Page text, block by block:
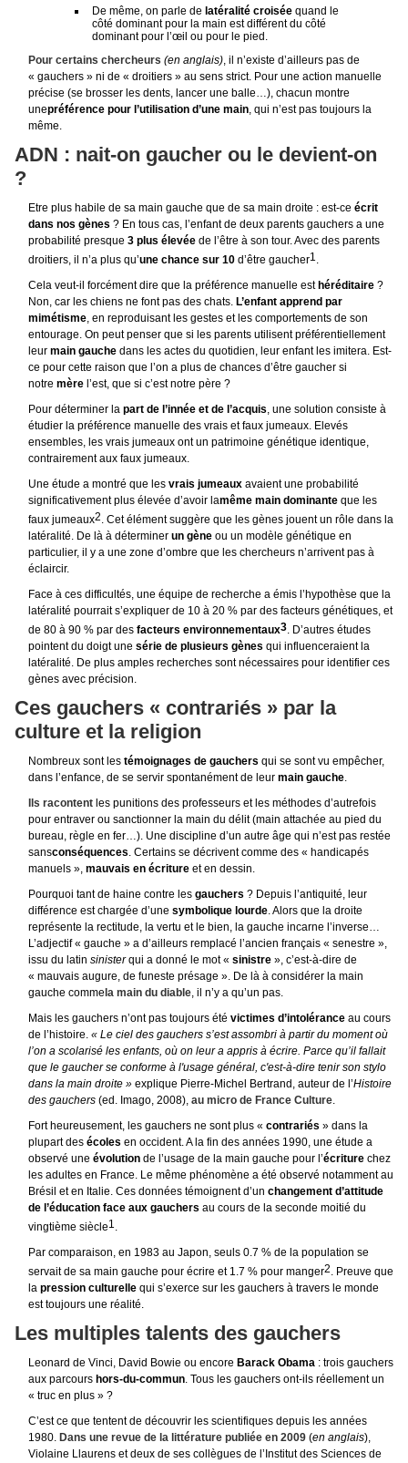
De même, on parle de latéralité croisée quand le
côté dominant pour la main est différent du côté
dominant pour l’œil ou pour le pied.
Pour certains chercheurs (en anglais), il n’existe d’ailleurs pas de
« gauchers » ni de « droitiers » au sens strict. Pour une action manuelle
précise (se brosser les dents, lancer une balle…), chacun montre
unepréférence pour l’utilisation d’une main, qui n’est pas toujours la
même.
ADN : nait-on gaucher ou le devient-on
?
Etre plus habile de sa main gauche que de sa main droite : est-ce écrit
dans nos gènes ? En tous cas, l’enfant de deux parents gauchers a une
probabilité presque 3 plus élevée de l’être à son tour. Avec des parents
droitiers, il n’a plus qu’une chance sur 10 d’être gaucher1.
Cela veut-il forcément dire que la préférence manuelle est héréditaire ?
Non, car les chiens ne font pas des chats. L’enfant apprend par
mimétisme, en reproduisant les gestes et les comportements de son
entourage. On peut penser que si les parents utilisent préférentiellement
leur main gauche dans les actes du quotidien, leur enfant les imitera. Est-
ce pour cette raison que l’on a plus de chances d’être gaucher si
notre mère l’est, que si c’est notre père ?
Pour déterminer la part de l’innée et de l’acquis, une solution consiste à
étudier la préférence manuelle des vrais et faux jumeaux. Elevés
ensembles, les vrais jumeaux ont un patrimoine génétique identique,
contrairement aux faux jumeaux.
Une étude a montré que les vrais jumeaux avaient une probabilité
significativement plus élevée d’avoir lamême main dominante que les
faux jumeaux2. Cet élément suggère que les gènes jouent un rôle dans la
latéralité. De là à déterminer un gène ou un modèle génétique en
particulier, il y a une zone d’ombre que les chercheurs n’arrivent pas à
éclaircir.
Face à ces difficultés, une équipe de recherche a émis l’hypothèse que la
latéralité pourrait s’expliquer de 10 à 20 % par des facteurs génétiques, et
de 80 à 90 % par des facteurs environnementaux3. D’autres études
pointent du doigt une série de plusieurs gènes qui influenceraient la
latéralité. De plus amples recherches sont nécessaires pour identifier ces
gènes avec précision.
Ces gauchers « contrariés » par la
culture et la religion
Nombreux sont les témoignages de gauchers qui se sont vu empêcher,
dans l’enfance, de se servir spontanément de leur main gauche.
Ils racontent les punitions des professeurs et les méthodes d’autrefois
pour entraver ou sanctionner la main du délit (main attachée au pied du
bureau, règle en fer…). Une discipline d’un autre âge qui n’est pas restée
sansconséquences. Certains se décrivent comme des « handicapés
manuels », mauvais en écriture et en dessin.
Pourquoi tant de haine contre les gauchers ? Depuis l’antiquité, leur
différence est chargée d’une symbolique lourde. Alors que la droite
représente la rectitude, la vertu et le bien, la gauche incarne l’inverse…
L’adjectif « gauche » a d’ailleurs remplacé l’ancien français « senestre »,
issu du latin sinisterqui a donné le mot « sinistre », c’est-à-dire de
« mauvais augure, de funeste présage ». De là à considérer la main
gauche comme la main du diable, il n’y a qu’un pas.
Mais les gauchers n’ont pas toujours été victimes d’intolérance au cours
de l’histoire. « Le ciel des gauchers s’est assombri à partir du moment où
l’on a scolarisé les enfants, où on leur a appris à écrire. Parce qu’il fallait
que le gaucher se conforme à l'usage général, c'est-à-dire tenir son stylo
dans la main droite » explique Pierre-Michel Bertrand, auteur de l’Histoire
des gauchers (ed. Imago, 2008), au micro de France Culture.
Fort heureusement, les gauchers ne sont plus « contrariés » dans la
plupart des écoles en occident. A la fin des années 1990, une étude a
observé une évolution de l’usage de la main gauche pour l’écriture chez
les adultes en France. Le même phénomène a été observé notamment au
Brésil et en Italie. Ces données témoignent d’un changement d’attitude
de l’éducation face aux gauchers au cours de la seconde moitié du
vingtième siècle1.
Par comparaison, en 1983 au Japon, seuls 0.7 % de la population se
servait de sa main gauche pour écrire et 1.7 % pour manger2. Preuve que
la pression culturelle qui s’exerce sur les gauchers à travers le monde
est toujours une réalité.
Les multiples talents des gauchers
Leonard de Vinci, David Bowie ou encore Barack Obama : trois gauchers
aux parcours hors-du-commun. Tous les gauchers ont-ils réellement un
« truc en plus » ?
C’est ce que tentent de découvrir les scientifiques depuis les années
1980. Dans une revue de la littérature publiée en 2009 (en anglais),
Violaine Llaurens et deux de ses collègues de l’Institut des Sciences de